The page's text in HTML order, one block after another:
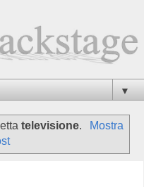
▼
televisione.
Mostra